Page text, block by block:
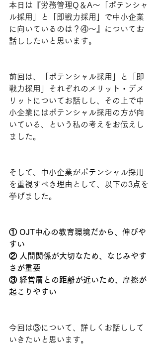
本日は『労務管理Q＆A～「ポテンシャ
ル採用」と「即戦力採用」で中小企業
に向いているのは？④～』についてお
話ししたいと思います。
前回は、「ポテンシャル採用」と「即
戦力採用」それぞれのメリット・デメ
リットについてお話しし、その上で中
小企業にはポテンシャル採用の方が向
いている、という私の考えをお伝えし
ました。
そして、中小企業がポテンシャル採用
を重視すべき理由として、以下の3点を
挙げました。
① OJT中心の教育環境だから、伸びや
すい
② 人間関係が大切なため、なじみやす
さが重要
③ 経営層との距離が近いため、摩擦が
起こりやすい
今回は③について、詳しくお話しして
いきたいと思います。